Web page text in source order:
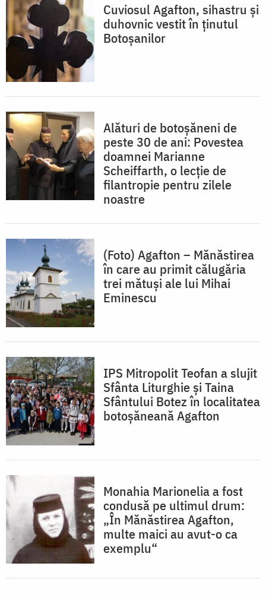
Cuviosul Agafton, sihastru și
duhovnic vestit în ținutul
Botoșanilor
Alături de botoșăneni de
peste 30 de ani: Povestea
doamnei Marianne
Scheiffarth, o lecție de
filantropie pentru zilele
noastre
(Foto) Agafton – Mănăstirea
în care au primit călugăria
trei mătuși ale lui Mihai
Eminescu
IPS Mitropolit Teofan a slujit
Sfânta Liturghie și Taina
Sfântului Botez în localitatea
botoșăneană Agafton
Monahia Marionelia a fost
condusă pe ultimul drum:
„În Mănăstirea Agafton,
multe maici au avut-o ca
exemplu“